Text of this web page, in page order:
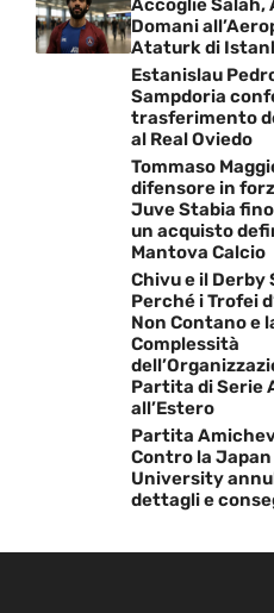
Domani
Ataturk di
Estanislau
Sampdoria
trasferimento
al Real Oviedo
Tommaso
difensore in
Juve Stabia
un acquisto
Mantova Calcio
Chivu e il Derby
Perché i Trofei
Non Contano e
Complessità
Partita di Serie
all’Estero
Partita
Contro la Japan
University
dettagli e